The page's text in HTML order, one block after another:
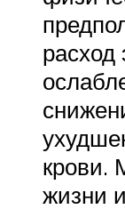
расход
крови.
жизни